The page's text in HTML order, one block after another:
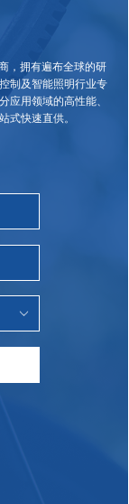
，拥有遍布全球的研
制及智能照明行业专
应用领域的高性能、
式快速直供。